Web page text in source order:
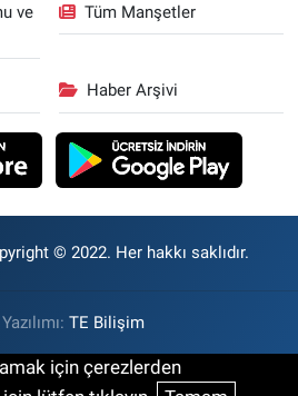
ve
Tüm Manşetler
Haber Arşivi
© 2022. Her hakkı saklıdır.
TE Bilişim
için çerezlerden